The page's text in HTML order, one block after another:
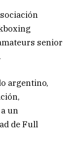
senior
argentino,
un
de Full